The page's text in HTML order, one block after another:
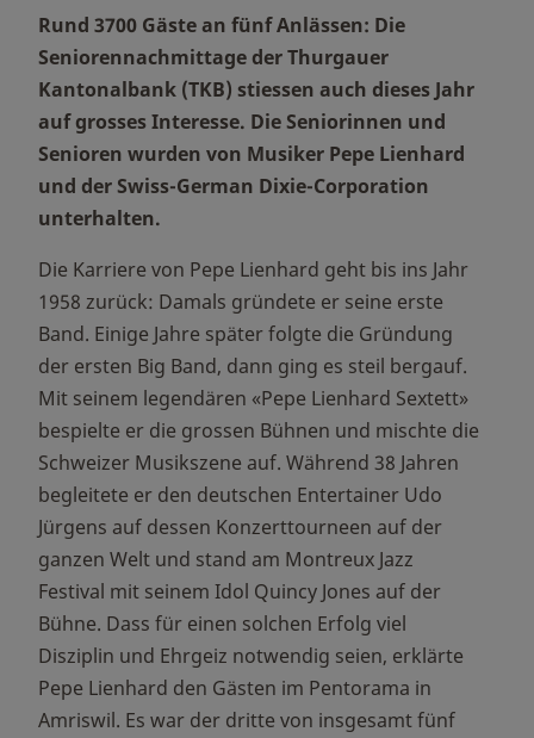
Rund 3700 Gäste an fünf Anlässen: Die
Seniorennachmittage der Thurgauer
Kantonalbank (TKB) stiessen auch dieses Jahr
auf grosses Interesse. Die Seniorinnen und
Senioren wurden von Musiker Pepe Lienhard
und der Swiss-German Dixie-Corporation
unterhalten.
Die Karriere von Pepe Lienhard geht bis ins Jahr
1958 zurück: Damals gründete er seine erste
Band. Einige Jahre später folgte die Gründung
der ersten Big Band, dann ging es steil bergauf.
Mit seinem legendären «Pepe Lienhard Sextett»
bespielte er die grossen Bühnen und mischte die
Schweizer Musikszene auf. Während 38 Jahren
begleitete er den deutschen Entertainer Udo
Jürgens auf dessen Konzerttourneen auf der
ganzen Welt und stand am Montreux Jazz
Festival mit seinem Idol Quincy Jones auf der
Bühne. Dass für einen solchen Erfolg viel
Disziplin und Ehrgeiz notwendig seien, erklärte
Pepe Lienhard den Gästen im Pentorama in
Amriswil. Es war der dritte von insgesamt fünf